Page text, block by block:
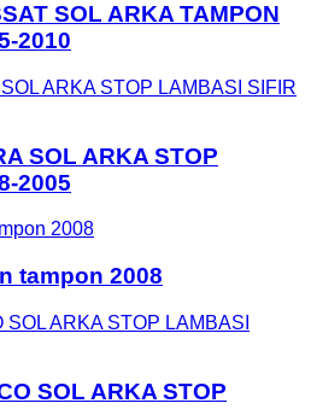
SOL ARKA TAMPON
2010
SOL ARKA STOP
2005
tampon 2008
SOL ARKA STOP